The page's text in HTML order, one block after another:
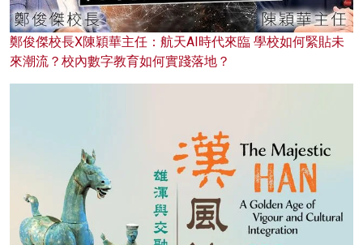
鄭俊傑校長X陳穎華主任：航天AI時代來臨 學校如何緊貼未
來潮流？校內數字教育如何實踐落地？